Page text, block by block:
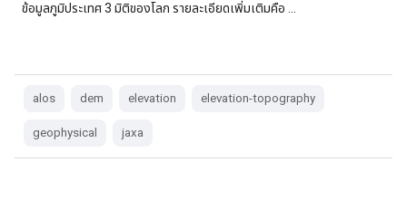
ข้อมูลภูมิประเทศ 3 มิติของโลก รายละเอียดเพิ่มเติมคือ …
alos dem elevation elevation-topography
geophysical jaxa